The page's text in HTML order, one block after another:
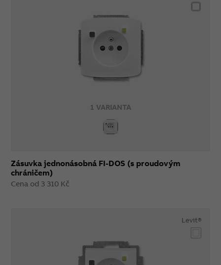
1 VARIANTA
Zásuvka jednonásobná FI-DOS (s proudovým
chráničem)
Cena od 3 310 Kč
Levit®